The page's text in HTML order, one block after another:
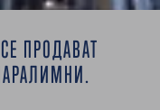
ПРОДАВАТ